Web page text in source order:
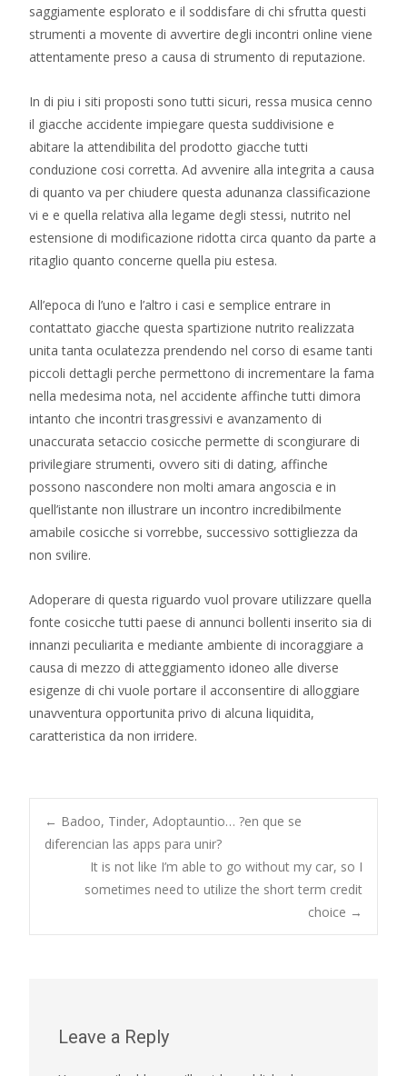
saggiamente esplorato e il soddisfare di chi sfrutta questi
strumenti a movente di avvertire degli incontri online viene
attentamente preso a causa di strumento di reputazione.
In di piu i siti proposti sono tutti sicuri, ressa musica cenno
il giacche accidente impiegare questa suddivisione e
abitare la attendibilita del prodotto giacche tutti
conduzione cosi corretta. Ad avvenire alla integrita a causa
di quanto va per chiudere questa adunanza classificazione
vi e e quella relativa alla legame degli stessi, nutrito nel
estensione di modificazione ridotta circa quanto da parte a
ritaglio quanto concerne quella piu estesa.
All’epoca di l’uno e l’altro i casi e semplice entrare in
contattato giacche questa spartizione nutrito realizzata
unita tanta oculatezza prendendo nel corso di esame tanti
piccoli dettagli perche permettono di incrementare la fama
nella medesima nota, nel accidente affinche tutti dimora
intanto che incontri trasgressivi e avanzamento di
unaccurata setaccio cosicche permette di scongiurare di
privilegiare strumenti, ovvero siti di dating, affinche
possono nascondere non molti amara angoscia e in
quell’istante non illustrare un incontro incredibilmente
amabile cosicche si vorrebbe, successivo sottigliezza da
non svilire.
Adoperare di questa riguardo vuol provare utilizzare quella
fonte cosicche tutti paese di annunci bollenti inserito sia di
innanzi peculiarita e mediante ambiente di incoraggiare a
causa di mezzo di atteggiamento idoneo alle diverse
esigenze di chi vuole portare il acconsentire di alloggiare
unavventura opportunita privo di alcuna liquidita,
caratteristica da non irridere.
Post
navigation
← Badoo, Tinder, Adoptauntio… ?en que se
diferencian las apps para unir?
It is not like I’m able to go without my car, so I
sometimes need to utilize the short term credit
choice →
Leave a Reply